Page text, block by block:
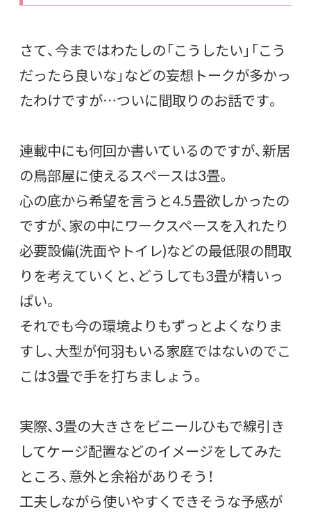
さて、今まではわたしの「こうしたい」「こう
だったら良いな」などの妄想トークが多かっ
たわけですが…ついに間取りのお話です。
連載中にも何回か書いているのですが、新居
の鳥部屋に使えるスペースは3畳。
心の底から希望を言うと4.5畳欲しかったの
ですが、家の中にワークスペースを入れたり
必要設備(洗面やトイレ)などの最低限の間取
りを考えていくと、どうしても3畳が精いっ
ぱい。
それでも今の環境よりもずっとよくなりま
すし、大型が何羽もいる家庭ではないのでこ
こは3畳で手を打ちましょう。
実際、3畳の大きさをビニールひもで線引き
してケージ配置などのイメージをしてみた
ところ、意外と余裕がありそう！
工夫しながら使いやすくできそうな予感が